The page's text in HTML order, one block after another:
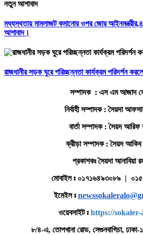
মধ্যস্থতায় মামলাজট কমানোর ওপর জোর
আশাবাদ।
রাজধানীর সড়ক ঘুরে পরিচ্ছন্নতা কার্যক্রম পরিদর্শন
সম্পাদক : এস এম আজাদ
নির্বাহী সম্পাদক : সৈয়দা
বার্তা সম্পাদক : সৈয়দ আরিফ
ক্রীড়া সম্পাদক : সৈয়দ
প্রকাশকঃ সৈয়দা আনাবিয়া
মোবাইল ঃ ০১৭১৬৪৯৩০৮৯ |
ইমেইল ঃ
ওয়েবসাইট ঃhttps://sokaler-
৮/৪-এ, তোপখানা রোড, সেগুনবাগিচা,